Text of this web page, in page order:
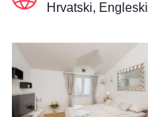
Hrvatski, Engleski